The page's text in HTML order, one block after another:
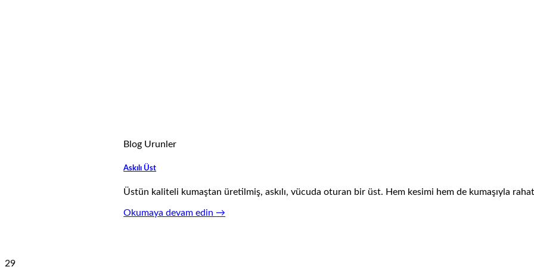
Blog Urunler
Askılı Üst
Üstün kaliteli kumaştan üretilmiş, askılı, vücuda oturan bir üst. Hem kesimi hem de kumaşıyla
Okumaya devam edin →
29